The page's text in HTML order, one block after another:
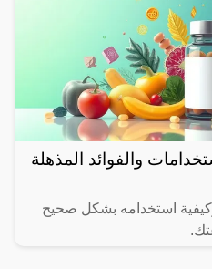
والفوائد المذهلة
استخدامه بشكل صحيح